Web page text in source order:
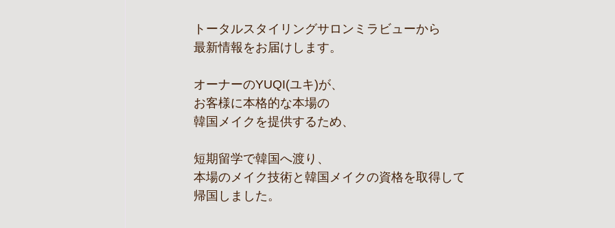
トータルスタイリングサロンミラビューから
最新情報をお届けします。
オーナーのYUQI(ユキ)が、
お客様に本格的な本場の
韓国メイクを提供するため、
短期留学で韓国へ渡り、
本場のメイク技術と韓国メイクの資格を取得して
帰国しました。